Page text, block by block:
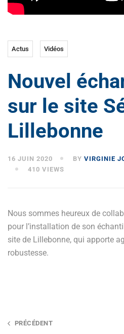
Actus Vidéos
Nouvel
sur le site
Lillebonne
16 JUIN 2020 BY VIRGINIE
410 VIEWS
Nous sommes heureux de
pour l’installation de son
site de Lillebonne, qui apporte
robustesse.
Post
navigation
PRÉCÉDENT